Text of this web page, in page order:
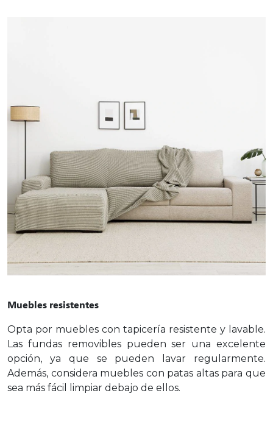
Muebles resistentes
Opta por muebles con tapicería resistente y lavable.
Las fundas removibles pueden ser una excelente
opción, ya que se pueden lavar regularmente.
Además, considera muebles con patas altas para que
sea más fácil limpiar debajo de ellos.